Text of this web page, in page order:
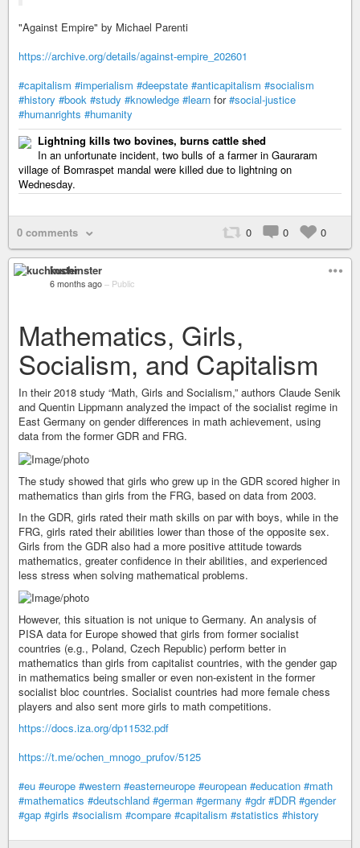
"Against Empire" by Michael Parenti
https://archive.org/details/against-empire_202601
#capitalism #imperialism #deepstate #anticapitalism #socialism
#history #book #study #knowledge #learn for#social-justice
#humanrights #humanity
Lightning kills two bovines, burns cattle shed
In an unfortunate incident, two bulls of a farmer in Gauraram
village of Bomraspet mandal were killed due to lightning on
Wednesday.
0 comments 0 0 0
kuchinster
6 months ago – Public
Mathematics, Girls,
Socialism, and Capitalism
In their 2018 study “Math, Girls and Socialism,” authors Claude Senik
and Quentin Lippmann analyzed the impact of the socialist regime in
East Germany on gender differences in math achievement, using
data from the former GDR and FRG.
The study showed that girls who grew up in the GDR scored higher in
mathematics than girls from the FRG, based on data from 2003.
In the GDR, girls rated their math skills on par with boys, while in the
FRG, girls rated their abilities lower than those of the opposite sex.
Girls from the GDR also had a more positive attitude towards
mathematics, greater confidence in their abilities, and experienced
less stress when solving mathematical problems.
However, this situation is not unique to Germany. An analysis of
PISA data for Europe showed that girls from former socialist
countries (e.g., Poland, Czech Republic) perform better in
mathematics than girls from capitalist countries, with the gender gap
in mathematics being smaller or even non-existent in the former
socialist bloc countries. Socialist countries had more female chess
players and also sent more girls to math competitions.
https://docs.iza.org/dp11532.pdf
https://t.me/ochen_mnogo_prufov/5125
#eu #europe #western #easterneurope #european #education #math
#mathematics #deutschland #german #germany #gdr #DDR #gender
#gap #girls #socialism #compare #capitalism #statistics #history